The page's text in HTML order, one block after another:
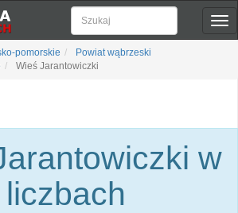
pomorskie
Powiat wąbrzeski
Wieś Jarantowiczki
w
liczbach